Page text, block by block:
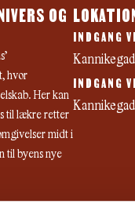
OG
hvor
Her kan
til lækre retter
midt i
til byens nye
INDGANG
INDGANG